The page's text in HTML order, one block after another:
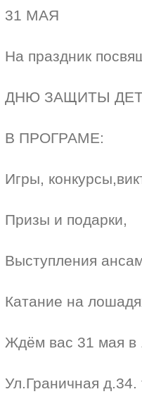
31 МАЯ
На праздник
ДНЮ ЗАЩИТЫ
В ПРОГРАМЕ:
Игры,
Призы и подарки,
Выступления
Катание на
Ждём вас 31 мая в
Ул.Граничная